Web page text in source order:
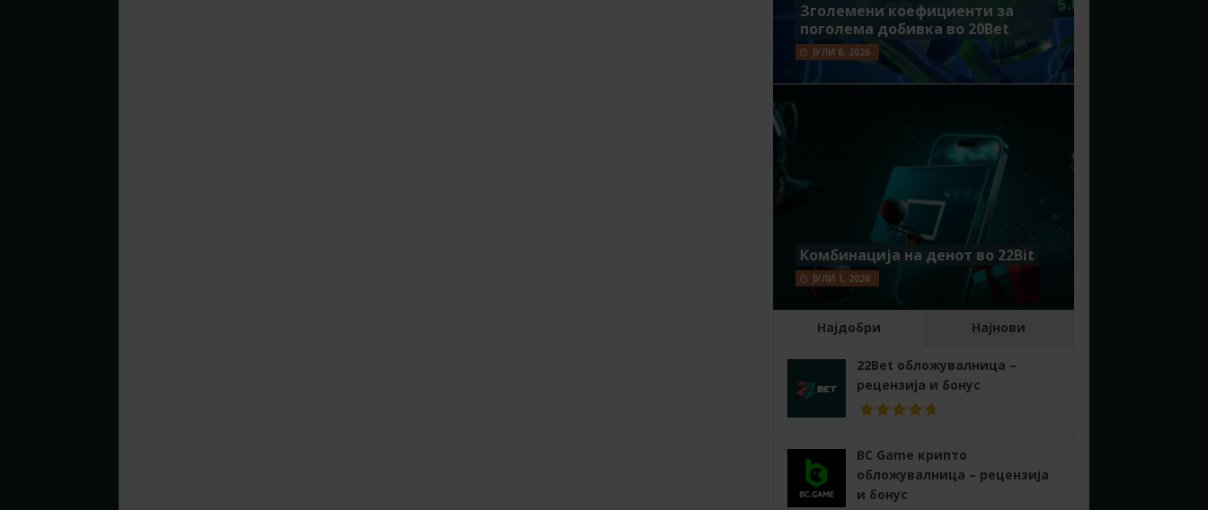
Зголемени коефициенти за
поголема добивка во 20Bet
ЈУЛИ 8, 2026
Комбинација на денот во 22Bit
ЈУЛИ 1, 2026
Најдобри Најнови
22Bet обложувалница –
рецензија и бонус
BC Game крипто
обложувалница – рецензија
и бонус